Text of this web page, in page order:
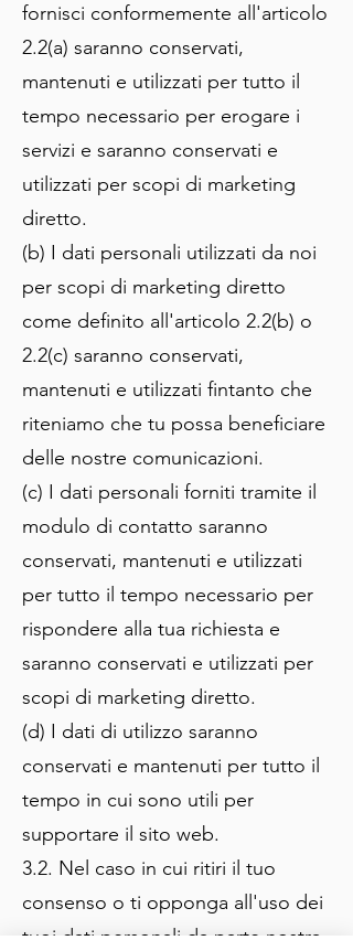
fornisci conformemente all'articolo
2.2(a) saranno conservati,
mantenuti e utilizzati per tutto il
tempo necessario per erogare i
servizi e saranno conservati e
utilizzati per scopi di marketing
diretto.
(b) I dati personali utilizzati da noi
per scopi di marketing diretto
come definito all'articolo 2.2(b) o
2.2(c) saranno conservati,
mantenuti e utilizzati fintanto che
riteniamo che tu possa beneficiare
delle nostre comunicazioni.
(c) I dati personali forniti tramite il
modulo di contatto saranno
conservati, mantenuti e utilizzati
per tutto il tempo necessario per
rispondere alla tua richiesta e
saranno conservati e utilizzati per
scopi di marketing diretto.
(d) I dati di utilizzo saranno
conservati e mantenuti per tutto il
tempo in cui sono utili per
supportare il sito web.
3.2. Nel caso in cui ritiri il tuo
consenso o ti opponga all'uso dei
tuoi dati personali da parte nostra,